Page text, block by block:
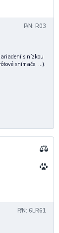
P/N: R03
s nízkou
snímače, ...).
P/N: 6LR61